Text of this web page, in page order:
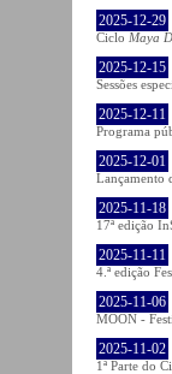
2025-12-29
Ciclo Maya
2025-12-15
Sessões
2025-12-11
Programa
2025-12-01
Lançamento
2025-11-18
17ª edição
2025-11-11
4.ª edição
2025-11-06
MOON -
2025-11-02
1ª Parte do